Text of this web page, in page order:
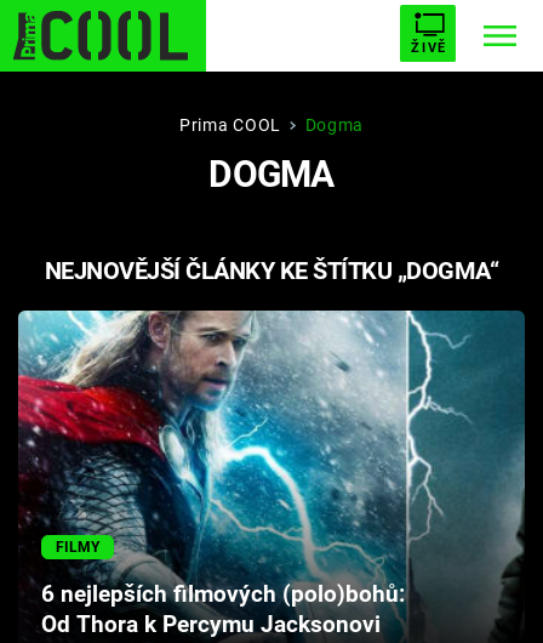
ŽIVĚ
STARHOUSE BUFFY, PŘEMOŽITELKA UPÍRŮ
PLNEJ KOTEL AVENGERS 5
Témata
Filmy
Seriály
Hry
Cool Esport
Pořady
Prima COOL Dogma
DOGMA
NEJNOVĚJŠÍ ČLÁNKY KE ŠTÍTKU „DOGMA“
FILMY
6 nejlepších filmových (polo)bohů:
Od Thora k Percymu Jacksonovi